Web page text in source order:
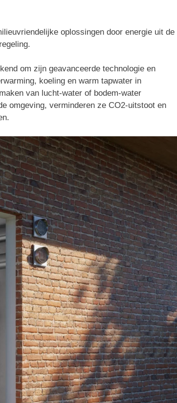
oplossingen door energie uit de
om zijn geavanceerde technologie en
koeling en warm tapwater in
van lucht-water of bodem-water
omgeving, verminderen ze CO2-uitstoot en